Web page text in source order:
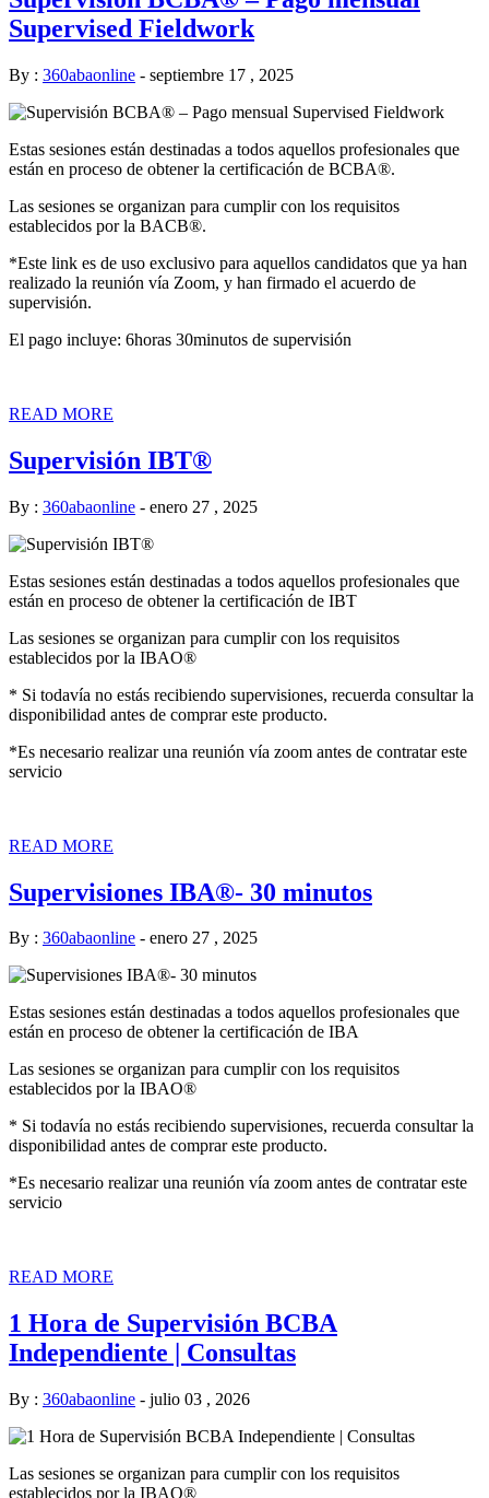
Supervised Fieldwork
By : 360abaonline - septiembre 17 , 2025
Estas sesiones están destinadas a todos aquellos profesionales que
están en proceso de obtener la certificación de BCBA®.
Las sesiones se organizan para cumplir con los requisitos
establecidos por la BACB®.
*Este link es de uso exclusivo para aquellos candidatos que ya han
realizado la reunión vía Zoom, y han firmado el acuerdo de
supervisión.
El pago incluye: 6horas 30minutos de supervisión
READ MORE
Supervisión IBT®
By : 360abaonline - enero 27 , 2025
Estas sesiones están destinadas a todos aquellos profesionales que
están en proceso de obtener la certificación de IBT
Las sesiones se organizan para cumplir con los requisitos
establecidos por la IBAO®
* Si todavía no estás recibiendo supervisiones, recuerda consultar la
disponibilidad antes de comprar este producto.
*Es necesario realizar una reunión vía zoom antes de contratar este
servicio
READ MORE
Supervisiones IBA®- 30 minutos
By : 360abaonline - enero 27 , 2025
Estas sesiones están destinadas a todos aquellos profesionales que
están en proceso de obtener la certificación de IBA
Las sesiones se organizan para cumplir con los requisitos
establecidos por la IBAO®
* Si todavía no estás recibiendo supervisiones, recuerda consultar la
disponibilidad antes de comprar este producto.
*Es necesario realizar una reunión vía zoom antes de contratar este
servicio
READ MORE
1 Hora de Supervisión BCBA
Independiente | Consultas
By : 360abaonline - julio 03 , 2026
Las sesiones se organizan para cumplir con los requisitos
establecidos por la IBAO®